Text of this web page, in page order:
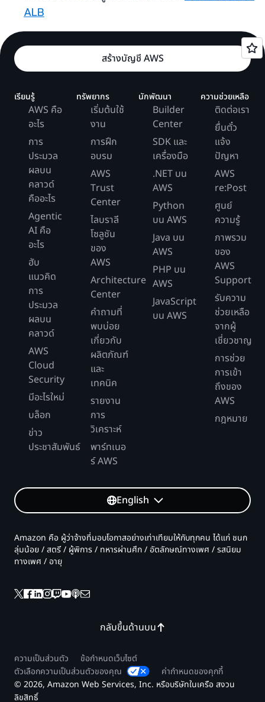
ALB
สร้างบัญชี AWS
เรียนรู้
AWS คือ
อะไร
การ
ประมวล
ผลบน
คลาวด์
คืออะไร
Agentic
AI คือ
อะไร
ฮับ
แนวคิด
การ
ประมวล
ผลบน
คลาวด์
AWS
Cloud
Security
มีอะไรใหม่
บล็อก
ข่าว
ประชาสัมพันธ์
ทรัพยากร
เริ่มต้นใช้
งาน
การฝึก
อบรม
AWS
Trust
Center
ไลบราลี
โซลูชัน
ของ
AWS
Architecture
Center
คำถามที่
พบบ่อย
เกี่ยวกับ
ผลิตภัณฑ์
และ
เทคนิค
รายงาน
การ
วิเคราะห์
พาร์ทเนอ
ร์ AWS
นักพัฒนา
Builder
Center
SDK และ
เครื่องมือ
.NET บน
AWS
Python
บน AWS
Java บน
AWS
PHP บน
AWS
JavaScript
บน AWS
ความช่วยเหลือ
ติดต่อเรา
ยื่นตั๋ว
แจ้ง
ปัญหา
AWS
re:Post
ศูนย์
ความรู้
ภาพรวม
ของ
AWS
Support
รับความ
ช่วยเหลือ
จากผู้
เชี่ยวชาญ
การช่วย
การเข้า
ถึงของ
AWS
กฎหมาย
English
กลับขึ้นด้านบน
Amazon คือ ผู้ว่าจ้างที่มอบโอกาสอย่างเท่าเทียมให้กับทุกคน ได้แก่ ชนก
ลุ่มน้อย / สตรี / ผู้พิการ / ทหารผ่านศึก / อัตลักษณ์ทางเพศ / รสนิยม
ทางเพศ / อายุ
ความเป็นส่วนตัว
ข้อกำหนดเว็บไซต์
ตัวเลือกความเป็นส่วนตัวของคุณ
ค่ากำหนดของคุกกี้
© 2026, Amazon Web Services, Inc. หรือบริษัทในเครือ สงวน
ลิขสิทธิ์